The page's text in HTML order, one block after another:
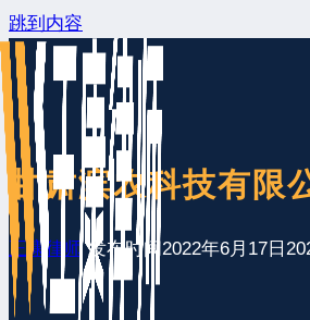
跳到内容
甘肃滨农科技有限
王康律师 发布时间2022年6月17日